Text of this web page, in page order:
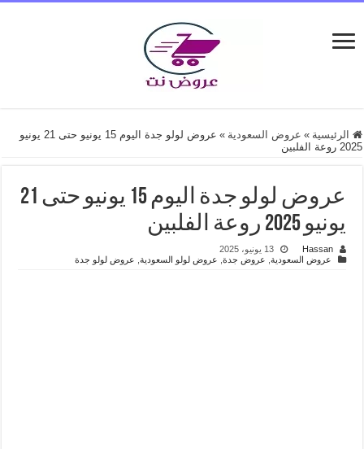
الرئيسية » عروض السعودية »
عروض لولو جدة اليوم 15 يونيو حتى 21 يونيو
2025 روعة الفلبين
عروض لولو جدة اليوم 15 يونيو حتى 21
يونيو 2025 روعة الفلبين
Hassan
13 يونيو، 2025
عروض السعودية, عروض جدة, عروض لولو السعودية, عروض لولو جدة